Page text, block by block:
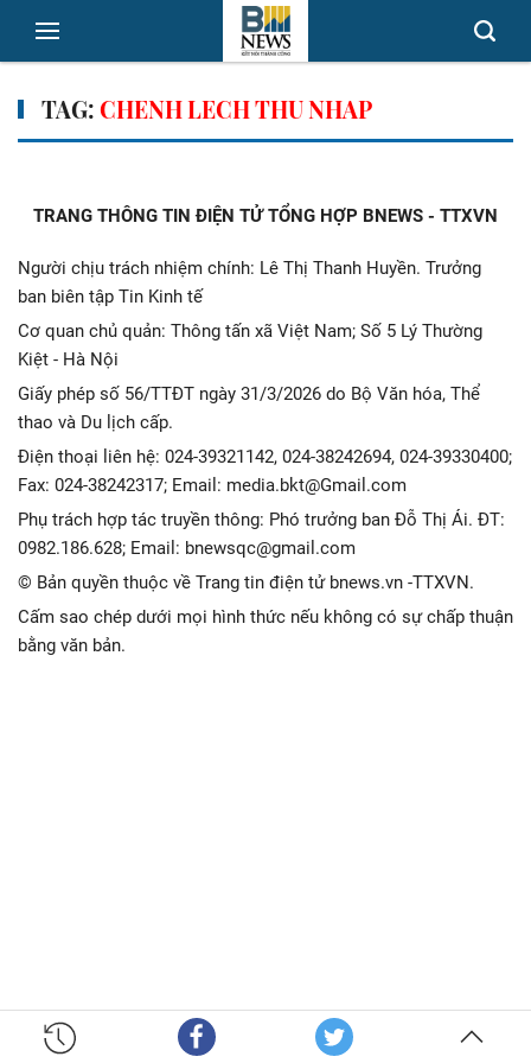
TAG:CHENH LECH THU NHAP
TRANG THÔNG TIN ĐIỆN TỬ TỔNG HỢP BNEWS - TTXVN
Người chịu trách nhiệm chính: Lê Thị Thanh Huyền. Trưởng
ban biên tập Tin Kinh tế
Cơ quan chủ quản: Thông tấn xã Việt Nam; Số 5 Lý Thường
Kiệt - Hà Nội
Giấy phép số 56/TTĐT ngày 31/3/2026 do Bộ Văn hóa, Thể
thao và Du lịch cấp.
Điện thoại liên hệ: 024-39321142, 024-38242694, 024-39330400;
Fax: 024-38242317; Email: media.bkt@Gmail.com
Phụ trách hợp tác truyền thông: Phó trưởng ban Đỗ Thị Ái. ĐT:
0982.186.628; Email: bnewsqc@gmail.com
© Bản quyền thuộc về Trang tin điện tử bnews.vn -TTXVN.
Cấm sao chép dưới mọi hình thức nếu không có sự chấp thuận
bằng văn bản.